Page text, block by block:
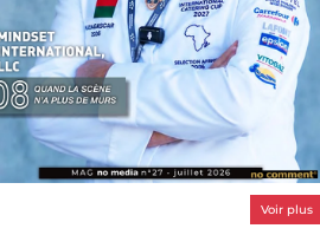
où sont les récifs. Les jeunes ont la
les vieux ont l'expérience, comme on
Ce n'est pas un combat de générations
c'est une question d'équipage. Partagez
réussites, mais aussi vos échecs. Surtout
échecs, d'ailleurs — ils enseignent
que n'importe quel manuel. À
la barque avance. Il faut juste
que tout le monde rame dans le
Voir plus